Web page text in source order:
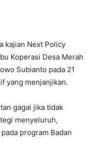
kajian Next Policy
Koperasi Desa Merah
Subianto pada 21
yang menjanjikan.
gagal jika tidak
menyeluruh,
program Badan